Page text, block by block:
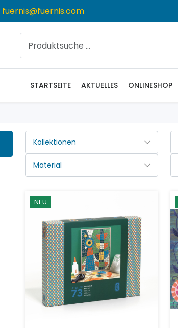
fuernis@fuernis.com
STARTSEITE AKTUELLES ONLINESHOP
NEU